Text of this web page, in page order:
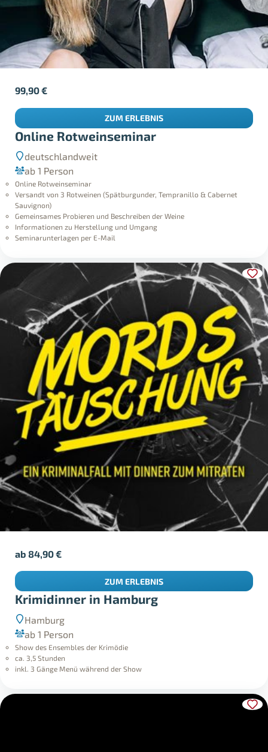
Online Rotweinseminar
deutschlandweit
ab 1 Person
Online Rotweinseminar
Versandt von 3 Rotweinen (Spätburgunder, Tempranillo & Cabernet
Sauvignon)
Gemeinsames Probieren und Beschreiben der Weine
Informationen zu Herstellung und Umgang
Seminarunterlagen per E-Mail
99,90€
ZUM ERLEBNIS
Krimidinner in Hamburg
Hamburg
ab 1 Person
Show des Ensembles der Krimödie
ca. 3,5 Stunden
inkl. 3 Gänge Menü während der Show
ab84,90€
ZUM ERLEBNIS